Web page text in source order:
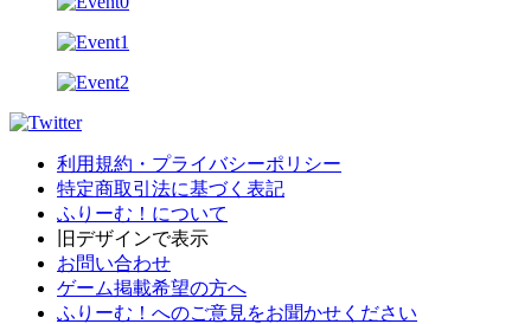
利用規約・プライバシーポリシー
特定商取引法に基づく表記
ふりーむ！について
旧デザインで表示
お問い合わせ
ゲーム掲載希望の方へ
ふりーむ！へのご意見をお聞かせください